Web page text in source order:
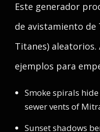
Este generador
de avistamiento de
Titanes)
ejemplos para
Smoke spirals
sewer vents of
Sunset shadows